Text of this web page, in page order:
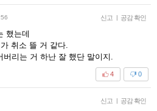
신고 | 공감 확인
했는데
취소 뜰 거 같다.
리는 거 하난 잘 했단 말이지.
0
4
신고 | 공감 확인